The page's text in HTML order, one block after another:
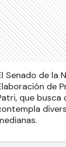
Senado de la
de
que